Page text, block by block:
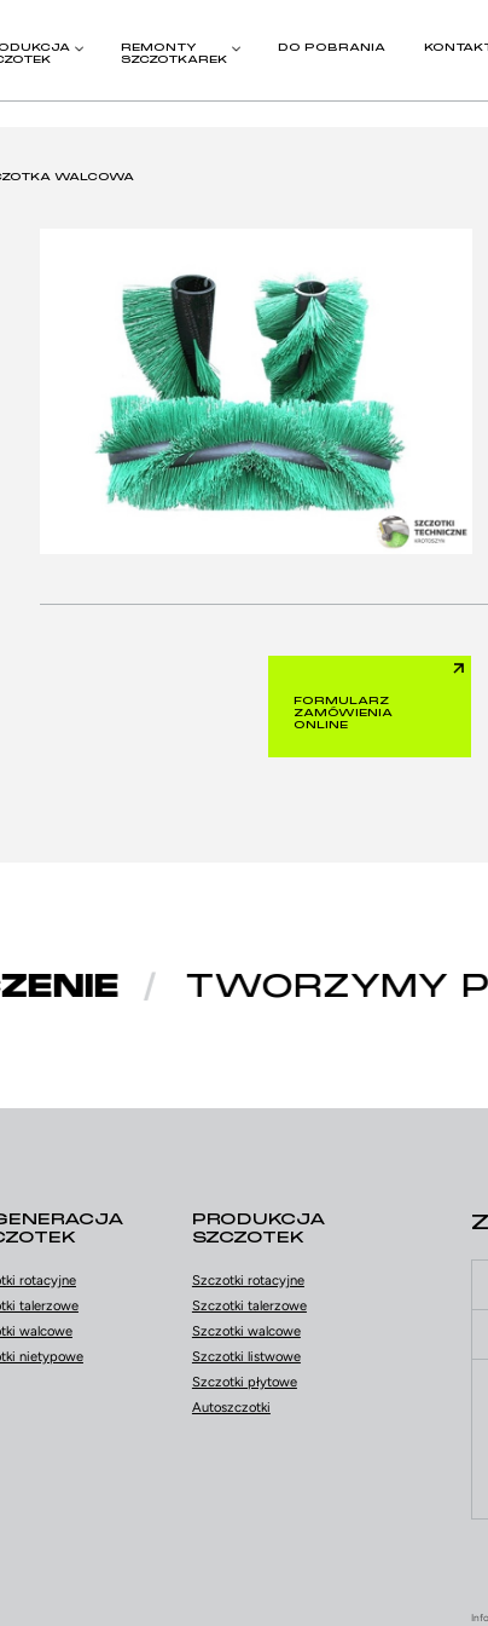
REMONTY
SZCZOTKAREK
DO POBRANIA
WALCOWA
FORMULARZ
ZAMÓWIENIA
ONLINE
TWORZYMY
rotacyjne
talerzowe
walcowe
nietypowe
PRODUKCJA
SZCZOTEK
Szczotki rotacyjne
Szczotki talerzowe
Szczotki walcowe
Szczotki listwowe
Szczotki płytowe
Autoszczotki